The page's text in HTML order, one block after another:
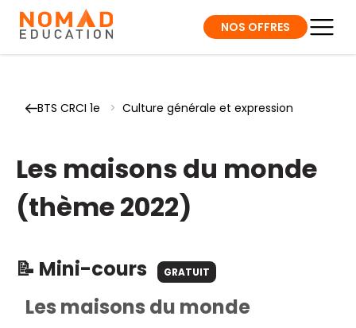
NOS OFFRES
BTS CRCI 1e > Culture générale et expression
Les maisons du monde
(thème 2022)
📝 Mini-cours GRATUIT
Les maisons du monde